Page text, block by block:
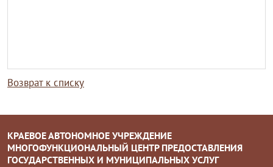
Возврат к списку
КРАЕВОЕ АВТОНОМНОЕ УЧРЕЖДЕНИЕ
МНОГОФУНКЦИОНАЛЬНЫЙ ЦЕНТР ПРЕДОСТАВЛЕНИЯ
ГОСУДАРСТВЕННЫХ И МУНИЦИПАЛЬНЫХ УСЛУГ